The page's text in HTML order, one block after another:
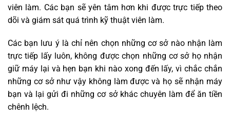
viên làm. Các bạn sẽ yên tâm hơn khi được trực tiếp theo
dõi và giám sát quá trình kỹ thuật viên làm.
Các bạn lưu ý là chỉ nên chọn những cơ sở nào nhận làm
trực tiếp lấy luôn, không được chọn những cơ sở họ nhận
giữ máy lại và hẹn bạn khi nào xong đến lấy, vì chắc chắn
những cơ sở như vậy không làm được và họ sẽ nhận máy
bạn và lại gửi đi những cơ sở khác chuyên làm để ăn tiền
chênh lệch.